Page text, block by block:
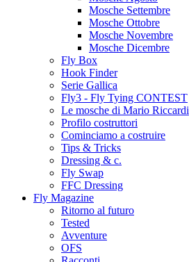
Mosche Settembre
Mosche Ottobre
Mosche Novembre
Mosche Dicembre
Fly Box
Hook Finder
Serie Gallica
Fly3 - Fly Tying CONTEST
Le mosche di Mario Riccardi
Profilo costruttori
Cominciamo a costruire
Tips & Tricks
Dressing & c.
Fly Swap
FFC Dressing
Fly Magazine
Ritorno al futuro
Tested
Avventure
OFS